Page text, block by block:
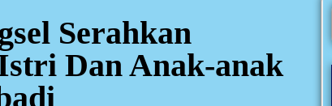
Serahkan
Dan Anak-anak